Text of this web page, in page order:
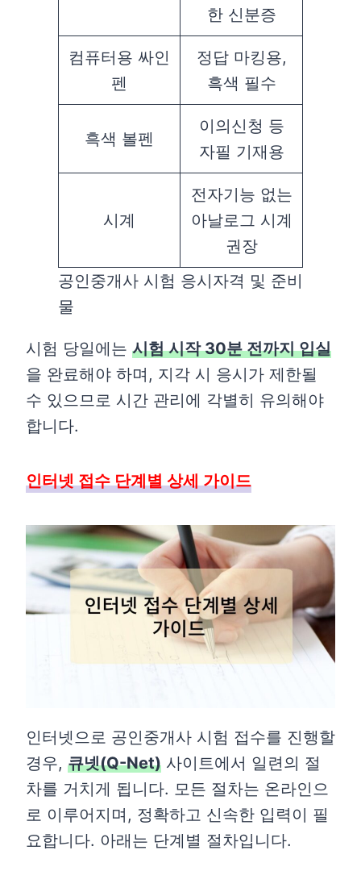
한 신분증
컴퓨터용 싸인
펜
정답 마킹용,
흑색 필수
흑색 볼펜
이의신청 등
자필 기재용
시계
전자기능 없는
아날로그 시계
권장
공인중개사 시험 응시자격 및 준비
물
시험 당일에는 시험 시작 30분 전까지 입실
을 완료해야 하며, 지각 시 응시가 제한될
수 있으므로 시간 관리에 각별히 유의해야
합니다.
인터넷 접수 단계별 상세 가이드
인터넷으로 공인중개사 시험 접수를 진행할
경우, 큐넷(Q-Net) 사이트에서 일련의 절
차를 거치게 됩니다. 모든 절차는 온라인으
로 이루어지며, 정확하고 신속한 입력이 필
요합니다. 아래는 단계별 절차입니다.